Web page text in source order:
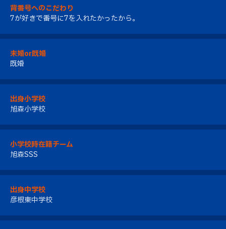
背番号へのこだわり
7が好きで番号に7を入れたかったから。
未婚or既婚
既婚
出身小学校
旭森小学校
小学校時在籍チーム
旭森SSS
出身中学校
彦根東中学校